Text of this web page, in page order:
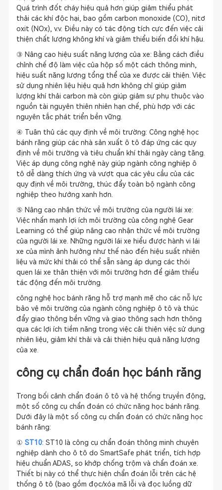
Quá trình đốt cháy hiệu quả hơn giúp giảm thiểu phát
thải các khí độc hại, bao gồm carbon monoxide (CO), nitơ
oxit (NOx), v.v. Điều này có tác động tích cực đến việc cải
thiện chất lượng không khí và giảm thiểu biến đổi khí hậu.
③ Nâng cao hiệu suất năng lượng của xe: Bằng cách điều
chỉnh chế độ làm việc của hộp số một cách thông minh,
hiệu suất năng lượng tổng thể của xe được cải thiện. Việc
sử dụng nhiên liệu hiệu quả hơn không chỉ giúp giảm
lượng khí thải carbon mà còn giúp giảm sự phụ thuộc vào
nguồn tài nguyên thiên nhiên hạn chế, phù hợp với các
nguyên tắc phát triển bền vững.
④ Tuân thủ các quy định về môi trường: Công nghệ học
bánh răng giúp các nhà sản xuất ô tô đáp ứng các quy
định về môi trường và tiêu chuẩn khí thải ngày càng tăng.
Việc áp dụng công nghệ này giúp ngành công nghiệp ô
tô dễ dàng thích ứng và vượt qua các yêu cầu của các
quy định về môi trường, thúc đẩy toàn bộ ngành công
nghiệp theo hướng xanh hơn.
⑤ Nâng cao nhận thức về môi trường của người lái xe:
Việc nhấn mạnh lợi ích môi trường của công nghệ Gear
Learning có thể giúp nâng cao nhận thức về môi trường
của người lái xe. Những người lái xe hiểu được hành vi lái
xe của mình ảnh hưởng như thế nào đến hiệu suất nhiên
liệu và mức khí thải có thể sẵn sàng áp dụng các thói
quen lái xe thân thiện với môi trường hơn để giảm thiểu
tác động đến môi trường.
công nghệ học bánh răng hỗ trợ mạnh mẽ cho các nỗ lực
bảo vệ môi trường của ngành công nghiệp ô tô và thúc
đẩy giao thông bền vững và giao thông sạch hơn thông
qua các lợi ích tiềm năng trong việc cải thiện việc sử dụng
nhiên liệu, giảm khí thải và cải thiện hiệu quả năng lượng
của xe.
công cụ chẩn đoán học bánh răng
Trong bối cảnh chẩn đoán ô tô và hệ thống truyền động,
một số công cụ chẩn đoán có chức năng học bánh răng.
Dưới đây là một số công cụ chẩn đoán có chức năng học
bánh răng:
① ST10: ST10 là công cụ chẩn đoán thông minh chuyên
nghiệp dành cho ô tô do SmartSafe phát triển, tích hợp
hiệu chuẩn ADAS, so khớp chống trộm và chẩn đoán xe.
Thiết bị này có thể thực hiện chẩn đoán lỗi trên các hệ
thống ô tô (bao gồm đọc/xóa mã lỗi và đọc luồng dữ